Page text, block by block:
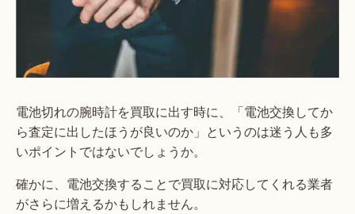
電池切れの腕時計を買取に出す時に、「電池交換してか
ら査定に出したほうが良いのか」というのは迷う人も多
いポイントではないでしょうか。
確かに、電池交換することで買取に対応してくれる業者
がさらに増えるかもしれません。